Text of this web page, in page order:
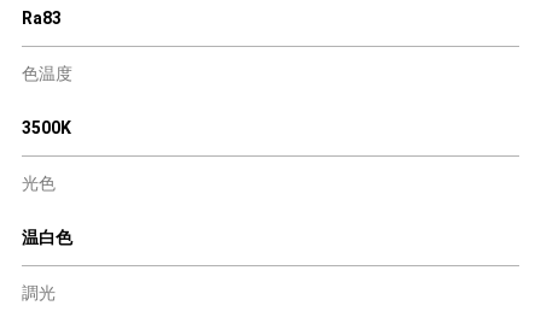
Ra83
色温度
3500K
光色
温白色
調光